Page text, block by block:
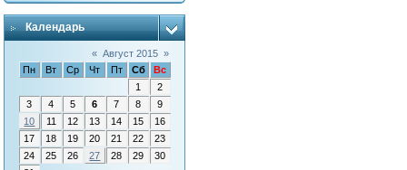
Календарь
« Август 2015 »
Пн
Вт Ср Чт Пт Сб
Вс
1
2
3
4 5 6 7 8
9
10
11 12 13 14 15
16
17
18 19 20 21 22
23
24
25 26 27 28 29
30